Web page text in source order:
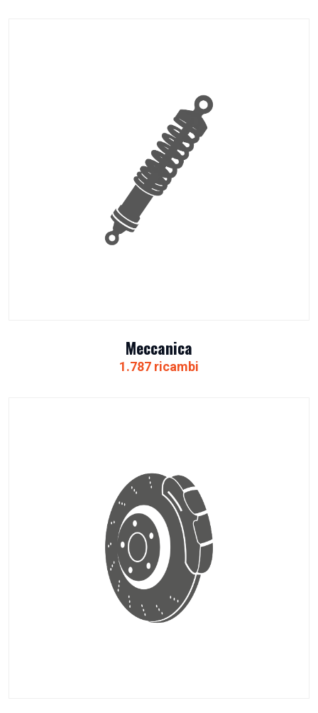
Meccanica
1.787 ricambi